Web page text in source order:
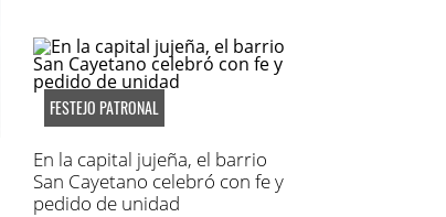
FESTEJO PATRONAL
En la capital jujeña, el barrio
San Cayetano celebró con fe y
pedido de unidad